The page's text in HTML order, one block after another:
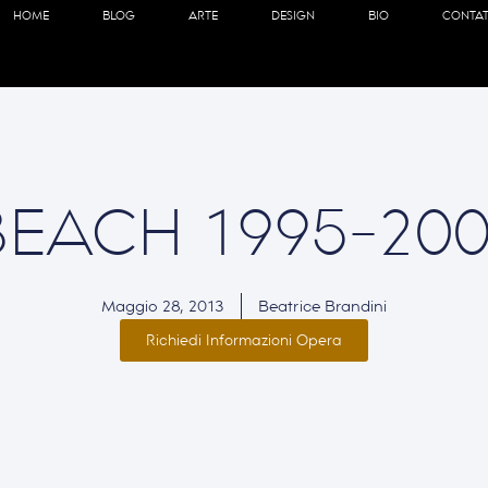
HOME BLOG ARTE DESIGN BIO
1995-
Maggio 28, 2013 Beatrice Brandini
Richiedi Informazioni Opera